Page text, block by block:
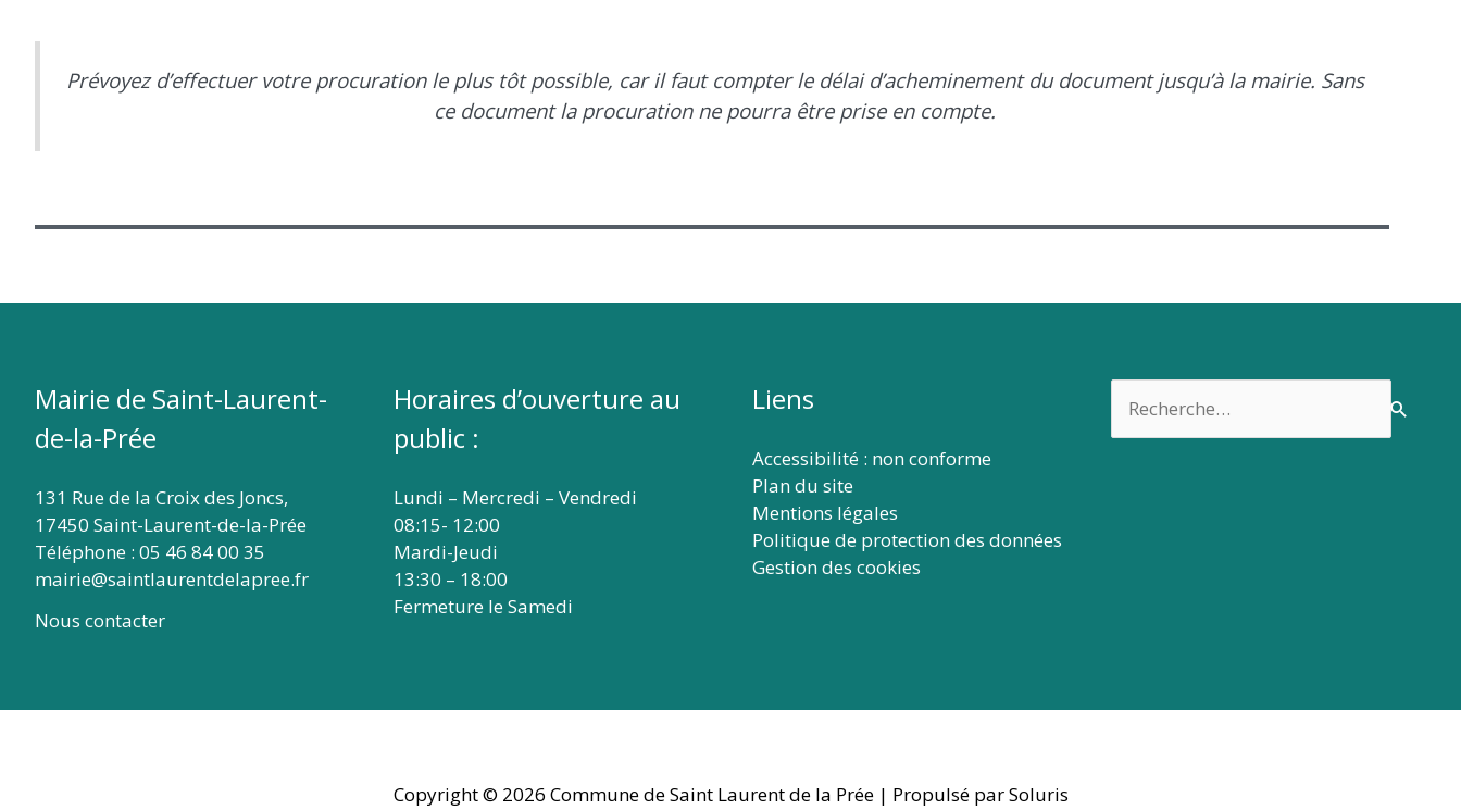
Prévoyez d’effectuer votre procuration le plus tôt possible, car il faut compter le délai d’acheminement du document jusqu’à la mairie. Sans
ce document la procuration ne pourra être prise en compte.
Mairie de Saint-Laurent-
de-la-Prée
131 Rue de la Croix des Joncs,
17450 Saint-Laurent-de-la-Prée
Téléphone : 05 46 84 00 35
mairie@saintlaurentdelapree.fr
Nous contacter
Horaires d’ouverture au
public :
Lundi – Mercredi – Vendredi
08:15- 12:00
Mardi-Jeudi
13:30 – 18:00
Fermeture le Samedi
Liens
Accessibilité : non conforme
Plan du site
Mentions légales
Politique de protection des données
Gestion des cookies
Copyright © 2026 Commune de Saint Laurent de la Prée| Propulsé par Soluris